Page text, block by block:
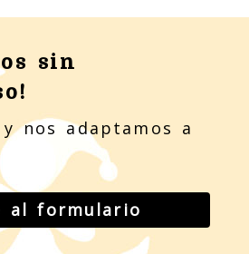
sin
nos adaptamos a
al formulario